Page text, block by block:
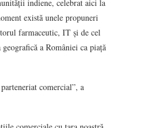
indiene, celebrat aici la
există unele propuneri
farmaceutic, IT și de cel
a României ca piață
comercial”, a